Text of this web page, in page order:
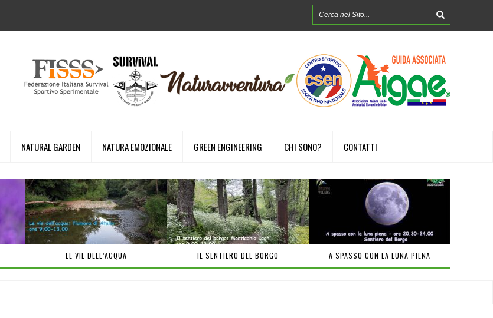
NATURAL GARDEN NATURA EMOZIONALE GREEN ENGINEERING CHI SONO? CONTATTI
LE VIE DELL’ACQUA IL SENTIERO DEL BORGO A SPASSO CON LA LUNA PIENA